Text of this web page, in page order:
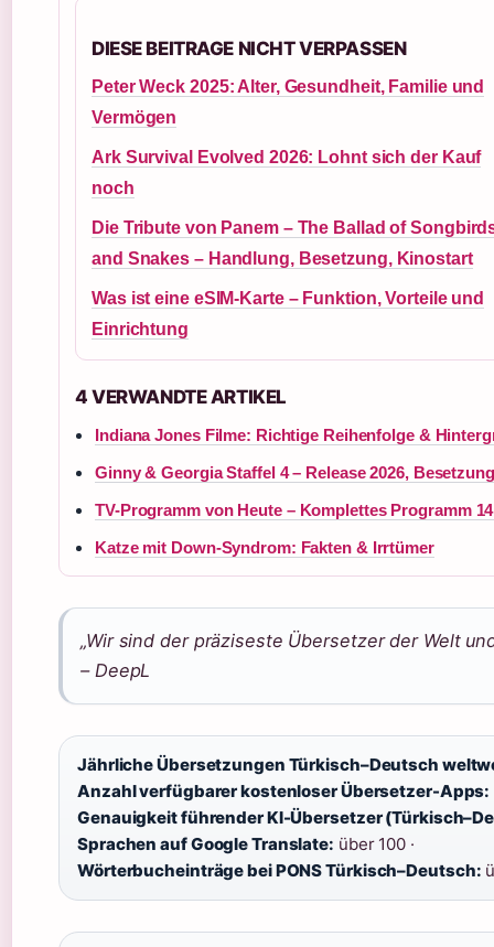
DIESE BEITRAGE NICHT VERPASSEN
Peter Weck 2025: Alter, Gesundheit, Familie und
Vermögen
Ark Survival Evolved 2026: Lohnt sich der Kauf
noch
Die Tribute von Panem – The Ballad of
and Snakes – Handlung, Besetzung, Kinostart
Was ist eine eSIM-Karte – Funktion, Vorteile und
Einrichtung
4 VERWANDTE ARTIKEL
Indiana Jones Filme: Richtige Reihenfolge &
Ginny & Georgia Staffel 4 – Release 2026,
TV-Programm von Heute – Komplettes Programm
Katze mit Down-Syndrom: Fakten & Irrtümer
„Wir sind der präziseste Übersetzer der Welt
– DeepL
Jährliche Übersetzungen Türkisch–Deutsch
Anzahl verfügbarer kostenloser Übersetzer-Apps:
Genauigkeit führender KI-Übersetzer
Sprachen auf Google Translate: über 100 ·
Wörterbucheinträge bei PONS Türkisch–Deutsch: